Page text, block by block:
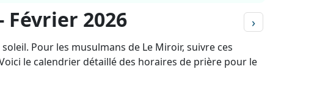
2026 ›
Pour les musulmans de Le Miroir, suivre ces
le calendrier détaillé des horaires de prière pour le